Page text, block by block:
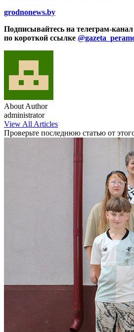
grodnonews.by
Подписывайтесь на телеграм-
по короткой ссылке
About Author
administrator
View All Articles
Проверьте последнюю статью от